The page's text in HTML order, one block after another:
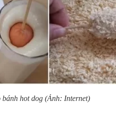
hot dog (Ảnh: Internet)